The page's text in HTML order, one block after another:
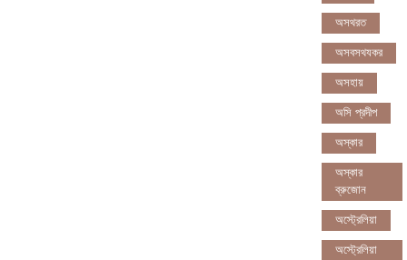
অসথরত
অসবসথযকর
অসহায়
অসি প্রদীপ
অস্কার
অস্কার
ব্রুজোন
অস্ট্রেলিয়া
অস্ট্রেলিয়া